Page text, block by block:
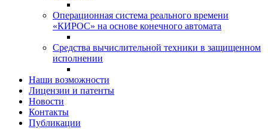
Операционная система реального времени
«КИРОС» на основе конечного автомата
Средства вычислительной техники в защищенном
исполнении
Наши возможности
Лицензии и патенты
Новости
Контакты
Публикации